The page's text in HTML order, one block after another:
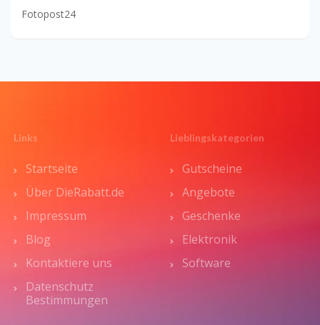
Fotopost24
Links
Startseite
Über DieRabatt.de
Impressum
Blog
Kontaktiere uns
Datenschutz
Bestimmungen
Lieblingskategorien
Gutscheine
Angebote
Geschenke
Elektronik
Software